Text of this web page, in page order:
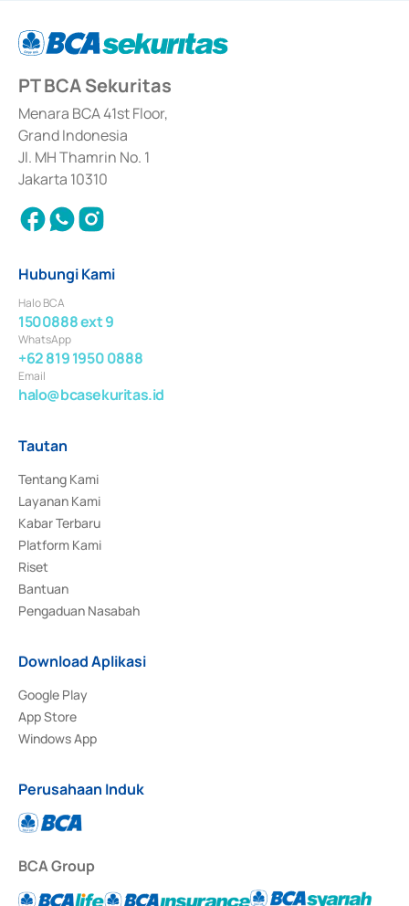
berdasarkan surat keputusan Otoritas Jasa Keuangan Nomor S-
67/PM.21/2017 tanggal 3 Februari 2017, dan beberapa izin usaha lainnya
Sertifikat Deposito di Pasar Uang yang izinnya diterbitkan pada tahun 2017
dan izin usaha lainnya dari Bank Indonesia sebagai Lembaga Pendukung
Penerbitan, Transaksi, serta Penatausahaan dan Penyelesaian Transaksi
Surat Berharga Komersial yang izinnya diterbitkan pada tahun 2018.
PT BCA Sekuritas
Menara BCA 41st Floor,
Grand Indonesia
Jl. MH Thamrin No. 1
Jakarta 10310
Hubungi Kami
Halo BCA
1500888 ext 9
WhatsApp
+62 819 1950 0888
Email
halo@bcasekuritas.id
Tautan
Tentang Kami
Layanan Kami
Kabar Terbaru
Platform Kami
Riset
Bantuan
Pengaduan Nasabah
Download Aplikasi
Google Play
App Store
Windows App
Perusahaan Induk
BCA Group